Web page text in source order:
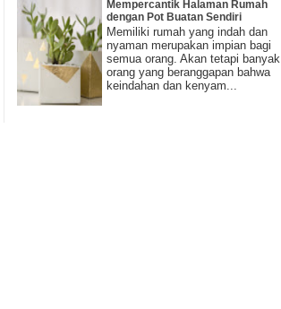
Mempercantik Halaman Rumah
dengan Pot Buatan Sendiri
Memiliki rumah yang indah dan
nyaman merupakan impian bagi
semua orang. Akan tetapi banyak
orang yang beranggapan bahwa
keindahan dan kenyam...